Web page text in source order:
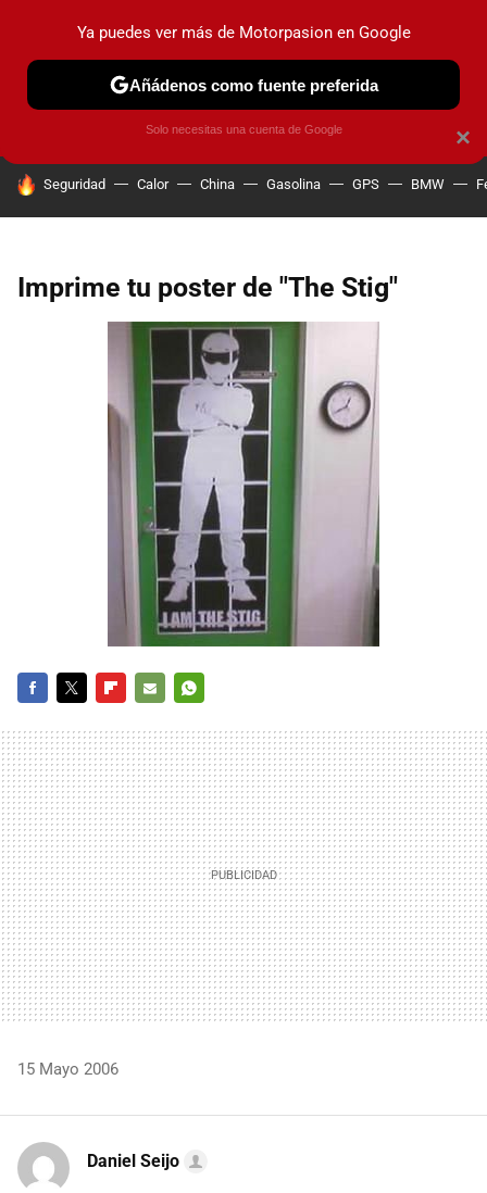
PRUEBAS COCHES ELÉCTRICOS OBSERVATORIO
HOY SE HABLA DE
Seguridad Calor China Gasolina GPS BMW
Imprime tu poster de "The Stig"
MAIL
15 Mayo 2006
Daniel Seijo
×
Ya puedes ver más de Motorpasion en Google
Añádenos como fuente preferida
Solo necesitas una cuenta de Google